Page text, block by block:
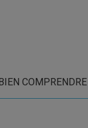
COMPRENDRE